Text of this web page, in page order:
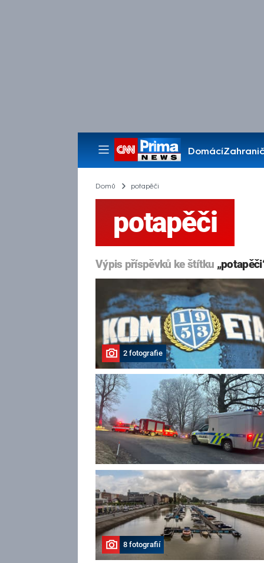
Domácí
Pořady
Domů potapěči
potapěči
Výpis příspěvků ke štítku
2 fotografie
8 fotografií